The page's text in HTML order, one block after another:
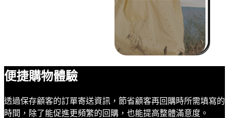
便捷購物體驗
透過保存顧客的訂單寄送資訊，節省顧客再回購時所需填寫的
時間，除了能促進更頻繁的回購，也能提高整體滿意度。